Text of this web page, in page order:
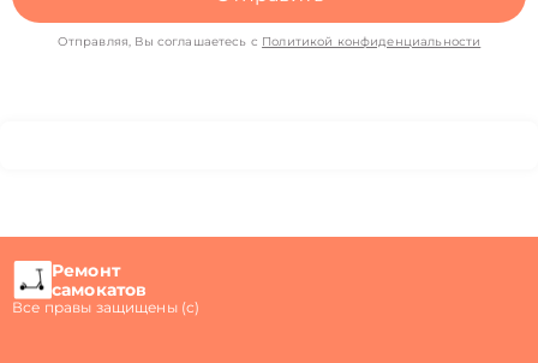
Отправляя, Вы соглашаетесь с Политикой конфиденциальности
Ремонт
самокатов
Все правы защищены (с)